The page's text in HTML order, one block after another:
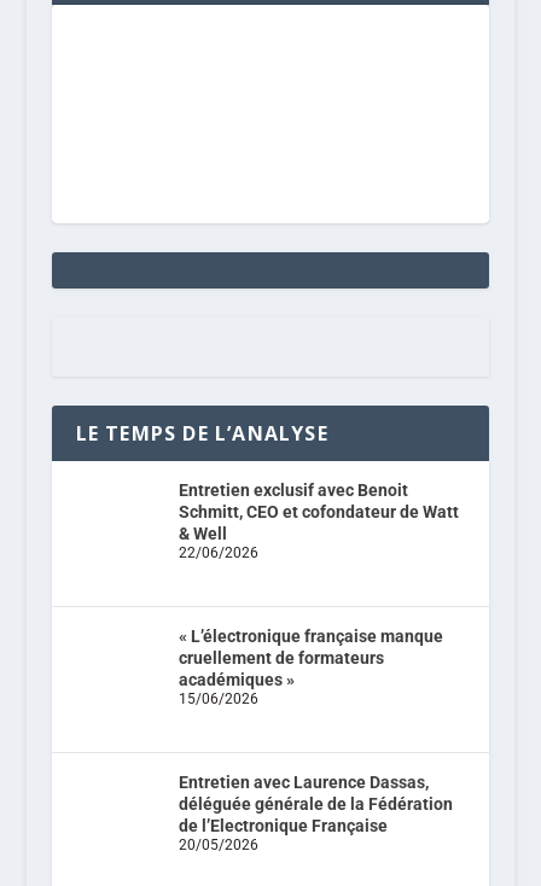
LE TEMPS DE L’ANALYSE
Entretien exclusif avec Benoit
Schmitt, CEO et cofondateur de Watt
& Well
22/06/2026
« L’électronique française manque
cruellement de formateurs
académiques »
15/06/2026
Entretien avec Laurence Dassas,
déléguée générale de la Fédération
de l’Electronique Française
20/05/2026